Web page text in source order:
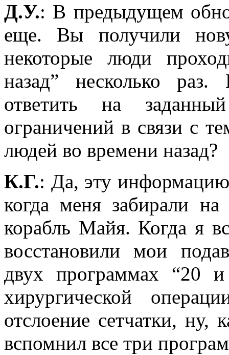
Д.У.: В предыдущем
еще. Вы получили
некоторые люди
назад” несколько
ответить на
ограничений в связи с
людей во времени назад?
К.Г.: Да, эту информацию
когда меня забирали на
корабль Майя. Когда я
восстановили мои
двух программах “20 и
хирургической
отслоение сетчатки, ну,
вспомнил все три